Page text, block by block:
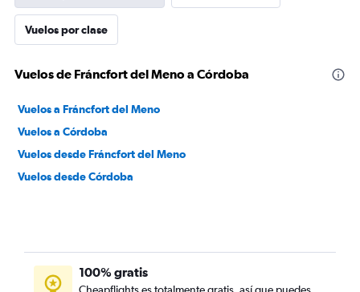
Vuelos por clase
Vuelos de Fráncfort del Meno a Córdoba
Vuelos a Fráncfort del Meno
Vuelos a Córdoba
Vuelos desde Fráncfort del Meno
Vuelos desde Córdoba
100% gratis